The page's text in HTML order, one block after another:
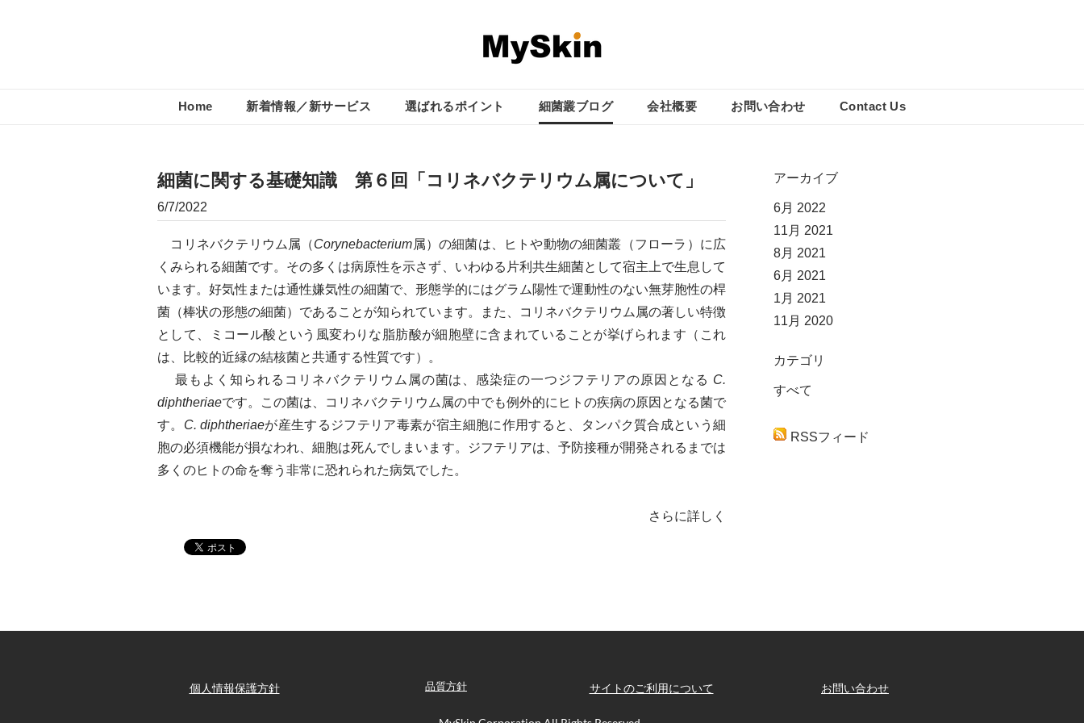
Home 新着情報／新サービス 選ばれるポイント 細菌叢ブログ 会社概要 お問い合わせ Contact Us
細菌に関する基礎知識 第６回「コリネバクテリウム属について」
6/7/2022
​ コリネバクテリウム属（Corynebacterium属）の細菌は、ヒトや動物の細菌叢（フローラ）に広
くみられる細菌です。その多くは病原性を示さず、いわゆる片利共生細菌として宿主上で生息して
います。好気性または通性嫌気性の細菌で、形態学的にはグラム陽性で運動性のない無芽胞性の桿
菌（棒状の形態の細菌）であることが知られています。また、コリネバクテリウム属の著しい特徴
として、ミコール酸という風変わりな脂肪酸が細胞壁に含まれていることが挙げられます（これ
は、比較的近縁の結核菌と共通する性質です）。
最もよく知られるコリネバクテリウム属の菌は、感染症の一つジフテリアの原因となる C.
diphtheriaeです。この菌は、コリネバクテリウム属の中でも例外的にヒトの疾病の原因となる菌で
す。 C. diphtheriaeが産生するジフテリア毒素が宿主細胞に作用すると、タンパク質合成という細
胞の必須機能が損なわれ、細胞は死んでしまいます。ジフテリアは、予防接種が開発されるまでは
多くのヒトの命を奪う非常に恐れられた病気でした。
さらに詳しく
アーカイブ
6月 2022
11月 2021
8月 2021
6月 2021
1月 2021
11月 2020
カテゴリ
すべて
RSSフィード
個人情報保護方針 品質方針 サイトのご利用について お問い合わせ